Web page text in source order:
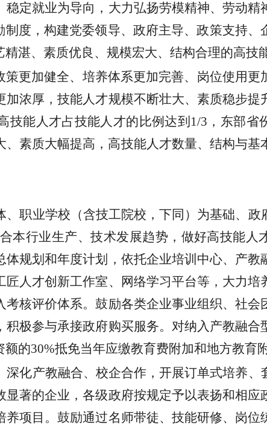
定就业为导向，大力弘扬劳模精神、劳动精
度，构建党委领导、政府主导、政策支持、
湛、素质优良、规模宏大、结构合理的高技
策更加健全、培养体系更加完善、岗位使用更
浓厚，技能人才规模不断壮大、素质稳步提
能人才占技能人才的比例达到1/3，东部省
素质大幅提高，高技能人才数量、结构与基
、职业学校（含技工院校，下同）为基础、政
本行业生产、技术发展趋势，做好高技能人
规划和年度计划，依托企业培训中心、产教
人才创新工作室、网络学习平台等，大力培
核评价体系。鼓励各类企业事业组织、社会
极参与承接政府购买服务。对纳入产教融合
额的30%抵免当年应缴教育费附加和地方教育附
深化产教融合、校企合作，开展订单式培养、
著的企业，各级政府按规定予以表扬和相应
项目。鼓励通过名师带徒、技能研修、岗位